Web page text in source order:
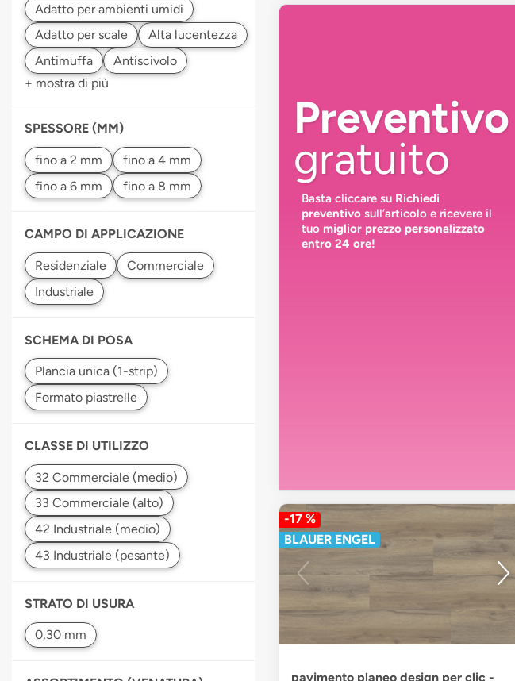
+ mostra di più
SPESSORE (MM)
CAMPO DI APPLICAZIONE
SCHEMA DI POSA
CLASSE DI UTILIZZO
STRATO DI USURA
Preventivo
gratuito
Basta cliccare su Richiedi
preventivo sull’articolo e ricevere il
tuomiglior prezzo personalizzato
entro 24 ore!
-17 %
BLAUER ENGEL
pavimento planeo design per clic -